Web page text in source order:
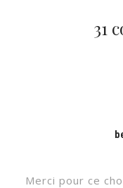
31
Merci pour ce